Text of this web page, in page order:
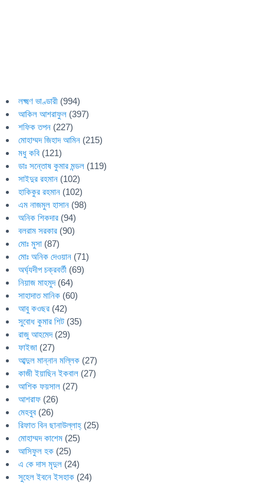
লক্ষ্মণ ভাণ্ডারী (994)
আকিল আশরাফুল (397)
শফিক তপন (227)
মোহাম্মদ জিহাদ আমিন (215)
মধু কবি (121)
ডাঃ সন্তোষ কুমার মন্ডল (119)
সাইদুর রহমান (102)
হাকিকুর রহমান (102)
এম নাজমুল হাসান (98)
অনিক শিকদার (94)
বলরাম সরকার (90)
মোঃ মুসা (87)
মোঃ অনিক দেওয়ান (71)
অর্ঘ্যদীপ চক্রবর্তী (69)
নিয়াজ মাহমুদ(64)
সাহাদাত মানিক (60)
আবু কওছর (42)
সুবোধ কুমার শিট (35)
রাজু আহমেদ(29)
ফাইজা (27)
আব্দুল মান্নান মল্লিক (27)
কাজী ইয়াছিন ইকবাল (27)
আশিক ফয়সাল (27)
আশরাফ (26)
মেহবুব (26)
রিফাত বিন ছানাউল্লাহ্ (25)
মোহাম্মদ কাশেম (25)
আসিফুল হক (25)
এ কে দাস মৃদুল (24)
সুহেল ইবনে ইসহাক (24)